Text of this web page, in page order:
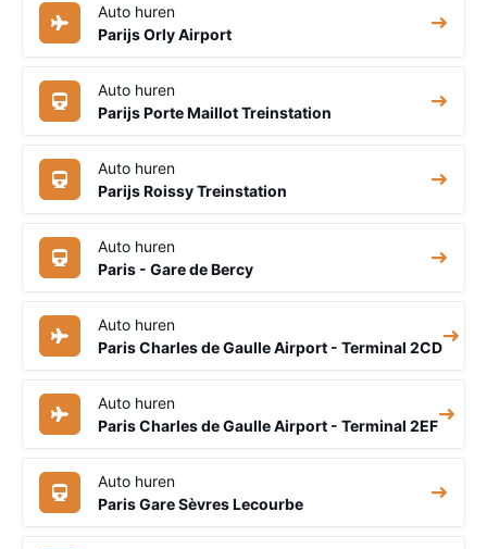
Auto huren
Parijs Orly Airport
Auto huren
Parijs Porte Maillot Treinstation
Auto huren
Parijs Roissy Treinstation
Auto huren
Paris - Gare de Bercy
Auto huren
Paris Charles de Gaulle Airport - Terminal 2CD
Auto huren
Paris Charles de Gaulle Airport - Terminal 2EF
Auto huren
Paris Gare Sèvres Lecourbe